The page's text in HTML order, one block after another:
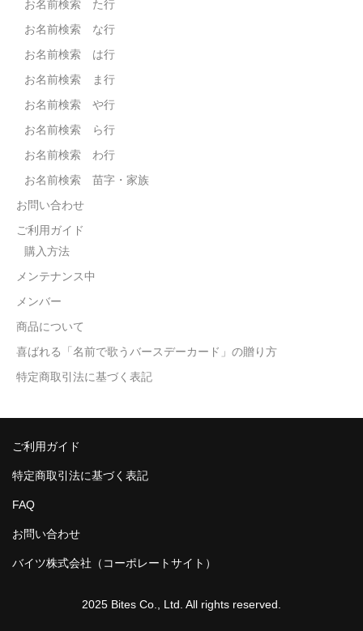
お名前検索 た行
お名前検索 な行
お名前検索 は行
お名前検索 ま行
お名前検索 や行
お名前検索 ら行
お名前検索 わ行
お名前検索 苗字・家族
お問い合わせ
ご利用ガイド
購入方法
メンテナンス中
メンバー
商品について
喜ばれる「名前で歌うバースデーカード」の贈り方
特定商取引法に基づく表記
ご利用ガイド
特定商取引法に基づく表記
FAQ
お問い合わせ
バイツ株式会社（コーポレートサイト）
2025 Bites Co., Ltd. All rights reserved.